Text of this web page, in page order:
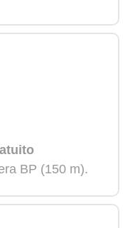
BP (150 m).